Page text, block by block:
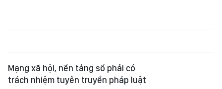
Mạng xã hội, nền tảng số phải có
trách nhiệm tuyên truyền pháp luật